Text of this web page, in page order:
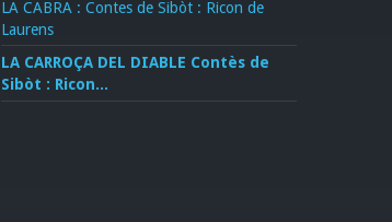
LA CABRA : Contes de Sibòt : Ricon de
Laurens
LA CARROÇA DEL DIABLE Contès de
Sibòt : Ricon...